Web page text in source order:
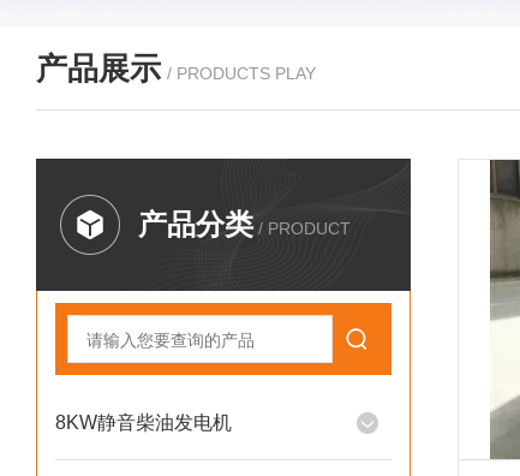
产品展示 / PRODUCTS PLAY
产品分类 / PRODUCT
8KW静音柴油发电机